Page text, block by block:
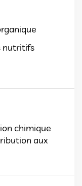
nutritifs
chimique
aux